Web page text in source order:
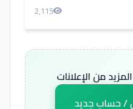
2,115
من الإعلانات
/ حساب جديد